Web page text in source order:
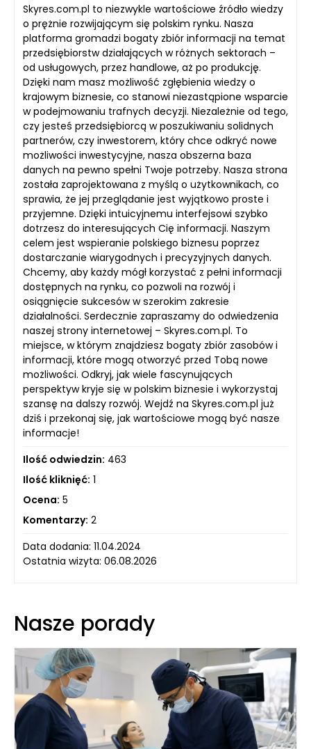
Skyres.com.pl to niezwykle wartościowe źródło wiedzy
o prężnie rozwijającym się polskim rynku. Nasza
platforma gromadzi bogaty zbiór informacji na temat
przedsiębiorstw działających w różnych sektorach –
od usługowych, przez handlowe, aż po produkcję.
Dzięki nam masz możliwość zgłębienia wiedzy o
krajowym biznesie, co stanowi niezastąpione wsparcie
w podejmowaniu trafnych decyzji. Niezależnie od tego,
czy jesteś przedsiębiorcą w poszukiwaniu solidnych
partnerów, czy inwestorem, który chce odkryć nowe
możliwości inwestycyjne, nasza obszerna baza
danych na pewno spełni Twoje potrzeby. Nasza strona
została zaprojektowana z myślą o użytkownikach, co
sprawia, że jej przeglądanie jest wyjątkowo proste i
przyjemne. Dzięki intuicyjnemu interfejsowi szybko
dotrzesz do interesujących Cię informacji. Naszym
celem jest wspieranie polskiego biznesu poprzez
dostarczanie wiarygodnych i precyzyjnych danych.
Chcemy, aby każdy mógł korzystać z pełni informacji
dostępnych na rynku, co pozwoli na rozwój i
osiągnięcie sukcesów w szerokim zakresie
działalności. Serdecznie zapraszamy do odwiedzenia
naszej strony internetowej – Skyres.com.pl. To
miejsce, w którym znajdziesz bogaty zbiór zasobów i
informacji, które mogą otworzyć przed Tobą nowe
możliwości. Odkryj, jak wiele fascynujących
perspektyw kryje się w polskim biznesie i wykorzystaj
szansę na dalszy rozwój. Wejdź na Skyres.com.pl już
dziś i przekonaj się, jak wartościowe mogą być nasze
informacje!
Ilość odwiedzin: 463
Ilość kliknięć: 1
Ocena: 5
Komentarzy: 2
Data dodania: 11.04.2024
Ostatnia wizyta: 06.08.2026
Nasze porady